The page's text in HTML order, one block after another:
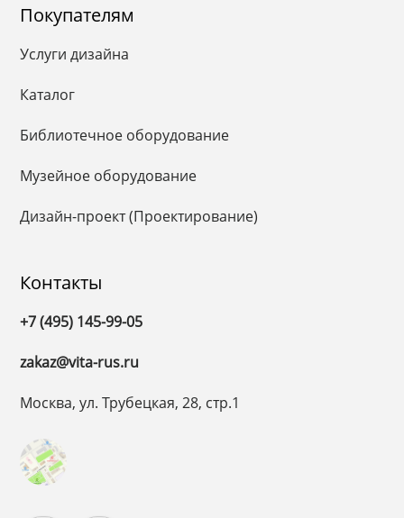
Покупателям
Услуги дизайна
Каталог
Библиотечное оборудование
Музейное оборудование
Дизайн-проект (Проектирование)
Контакты
+7 (495) 145-99-05
zakaz@vita-rus.ru
Москва, ул. Трубецкая, 28, стр.1